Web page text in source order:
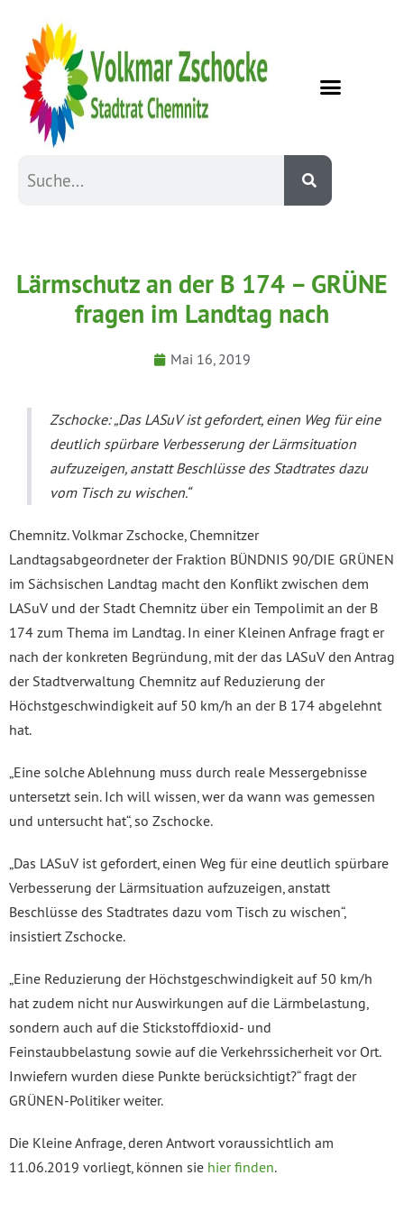
Lärmschutz an der B 174 – GRÜNE
fragen im Landtag nach
Mai 16, 2019
Zschocke: „Das LASuV ist gefordert, einen Weg für eine
deutlich spürbare Verbesserung der Lärmsituation
aufzuzeigen, anstatt Beschlüsse des Stadtrates dazu
vom Tisch zu wischen.“
Chemnitz. Volkmar Zschocke, Chemnitzer
Landtagsabgeordneter der Fraktion BÜNDNIS 90/DIE GRÜNEN
im Sächsischen Landtag macht den Konflikt zwischen dem
LASuV und der Stadt Chemnitz über ein Tempolimit an der B
174 zum Thema im Landtag. In einer Kleinen Anfrage fragt er
nach der konkreten Begründung, mit der das LASuV den Antrag
der Stadtverwaltung Chemnitz auf Reduzierung der
Höchstgeschwindigkeit auf 50 km/h an der B 174 abgelehnt
hat.
„Eine solche Ablehnung muss durch reale Messergebnisse
untersetzt sein. Ich will wissen, wer da wann was gemessen
und untersucht hat“, so Zschocke.
„Das LASuV ist gefordert, einen Weg für eine deutlich spürbare
Verbesserung der Lärmsituation aufzuzeigen, anstatt
Beschlüsse des Stadtrates dazu vom Tisch zu wischen“,
insistiert Zschocke.
„Eine Reduzierung der Höchstgeschwindigkeit auf 50 km/h
hat zudem nicht nur Auswirkungen auf die Lärmbelastung,
sondern auch auf die Stickstoffdioxid- und
Feinstaubbelastung sowie auf die Verkehrssicherheit vor Ort.
Inwiefern wurden diese Punkte berücksichtigt?“ fragt der
GRÜNEN-Politiker weiter.
Die Kleine Anfrage, deren Antwort voraussichtlich am
11.06.2019 vorliegt, können sie hier finden.